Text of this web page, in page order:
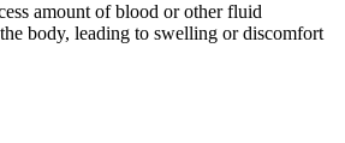
amount of blood or other fluid
body, leading to swelling or discomfort